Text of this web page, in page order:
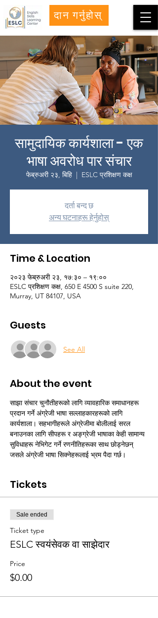
दान गर्नुहोस्
सामुदायिक कार्यशाला - एक
भाषा अवरोध पार संचार
फेब्रुअरी २३, बिहि
  |
ESLC प्रशिक्षण कक्ष
दर्ता बन्द छ
अन्य घटनाहरू हेर्नुहोस्
Time & Location
२०२३ फेब्रुअरी २३, १७:३० – १९:००
ESLC प्रशिक्षण कक्ष, 650 E 4500 S suite 220,
Murray, UT 84107, USA
Guests
See All
About the event
साझा संचार चुनौतीहरूको लागि व्यावहारिक समाधानहरू
प्रदान गर्ने अंग्रेजी भाषा सल्लाहकारहरूको लागि
कार्यशाला। सहभागीहरूले अंग्रेजीमा बोलीलाई सरल
बनाउनका लागि सीपहरू र अङ्ग्रेजी भाषाका केही सामान्य
सुविधाहरू नेभिगेट गर्ने रणनीतिहरूका साथ छोड्नेछन्
जसले अंग्रेजी भाषा सिक्नेहरूलाई भ्रम पैदा गर्छ।
Tickets
Sale ended
Ticket type
ESLC स्वयंसेवक वा साझेदार
Price
$0.00